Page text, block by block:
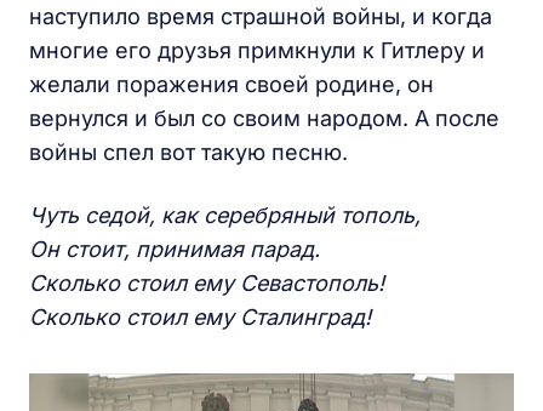
наступило время страшной войны, и когда
многие его друзья примкнули к Гитлеру и
желали поражения своей родине, он
вернулся и был со своим народом. А после
войны спел вот такую песню.
Чуть седой, как серебряный тополь,
Он стоит, принимая парад.
Сколько стоил ему Севастополь!
Сколько стоил ему Сталинград!